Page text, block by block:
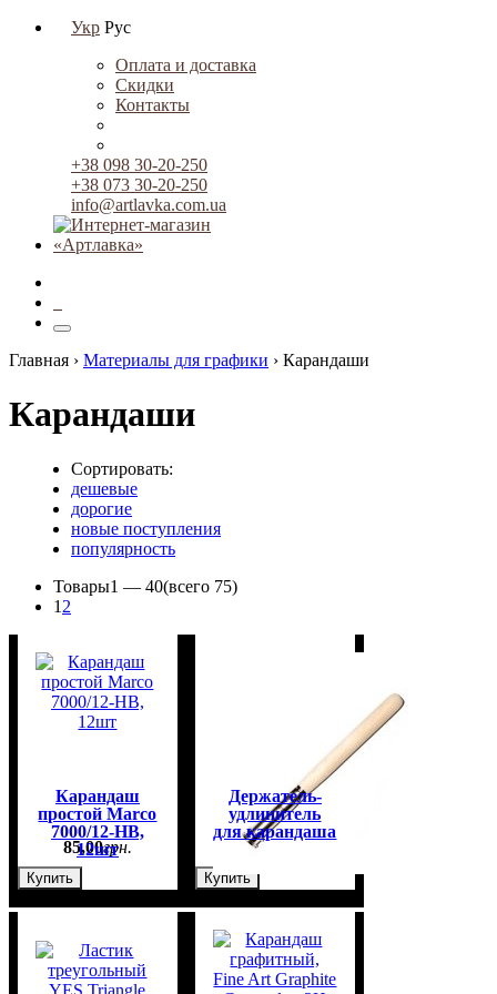
Укр Рус
Оплата и доставка
Скидки
Контакты
+38 098 30-20-250
+38 073 30-20-250
info@artlavka.com.ua
Главная › Материалы для графики › Карандаши
Карандаши
Сортировать:
дешевые
дорогие
новые поступления
популярность
Товары1 — 40(всего 75)
1 2
Карандаш
простой Marco
7000/12-HВ,
12шт
85,00грн.
Купить
Держатель-
удлинитель
для карандаша
50,00 грн.
Купить